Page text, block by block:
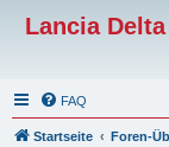
Lancia
FAQ
Startseite Foren-